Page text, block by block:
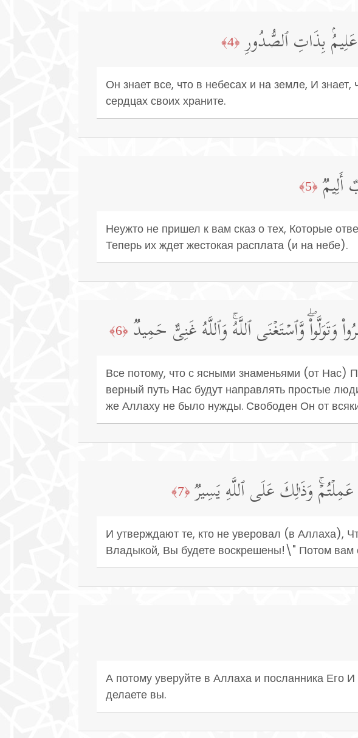
عَلِیمُۢ بِذَاتِ ٱلصُّدُورِ ﴿4﴾
Он знает все, что в небесах и на земле, И
сердцах своих храните.
أَلِیمࣱ ﴿5﴾
Неужто не пришел к вам сказ о тех, Которые
Теперь их ждет жестокая расплата (и на небе).
وَتَوَلَّوا۟ۖ وَّٱسۡتَغۡنَى ٱللَّهُۚ وَٱللَّهُ غَنِیٌّ حَمِیدࣱ ﴿6﴾
Все потому, что с ясными знаменьями (от
верный путь Нас будут направлять простые
же Аллаху не было нужды. Свободен Он от
عَمِلۡتُمۡۚ وَذَ ٰ⁠لِكَ عَلَى ٱللَّهِ یَسِیرࣱ ﴿7﴾
И утверждают те, кто не уверовал (в Аллаха),
Владыкой, Вы будете воскрешены!\" Потом вам
А потому уверуйте в Аллаха и посланника Его
делаете вы.